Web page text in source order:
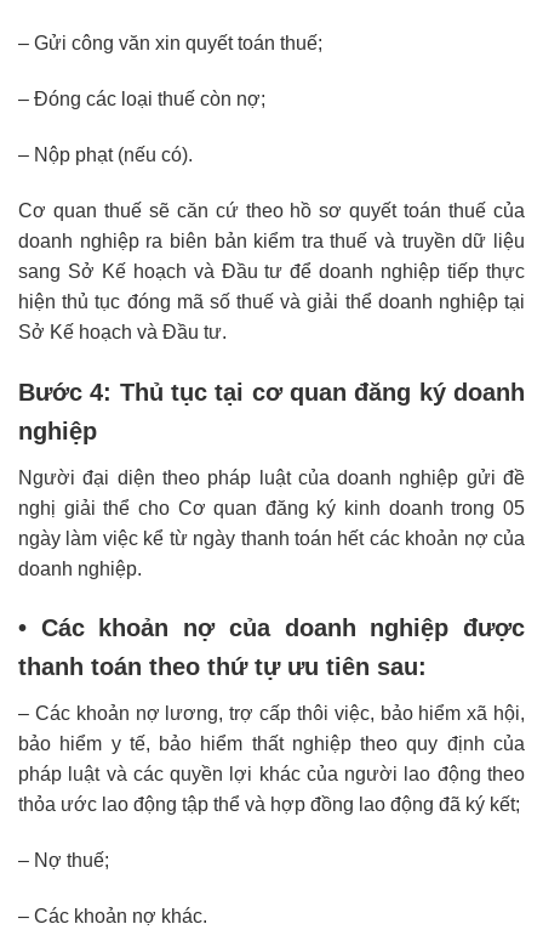
– Gửi công văn xin quyết toán thuế;
– Đóng các loại thuế còn nợ;
– Nộp phạt (nếu có).
Cơ quan thuế sẽ căn cứ theo hồ sơ quyết toán thuế của
doanh nghiệp ra biên bản kiểm tra thuế và truyền dữ liệu
sang Sở Kế hoạch và Đầu tư để doanh nghiệp tiếp thực
hiện thủ tục đóng mã số thuế và giải thể doanh nghiệp tại
Sở Kế hoạch và Đầu tư.
Bước 4: Thủ tục tại cơ quan đăng ký doanh
nghiệp
Người đại diện theo pháp luật của doanh nghiệp gửi đề
nghị giải thể cho Cơ quan đăng ký kinh doanh trong 05
ngày làm việc kể từ ngày thanh toán hết các khoản nợ của
doanh nghiệp.
• Các khoản nợ của doanh nghiệp được
thanh toán theo thứ tự ưu tiên sau:
– Các khoản nợ lương, trợ cấp thôi việc, bảo hiểm xã hội,
bảo hiểm y tế, bảo hiểm thất nghiệp theo quy định của
pháp luật và các quyền lợi khác của người lao động theo
thỏa ước lao động tập thể và hợp đồng lao động đã ký kết;
– Nợ thuế;
– Các khoản nợ khác.